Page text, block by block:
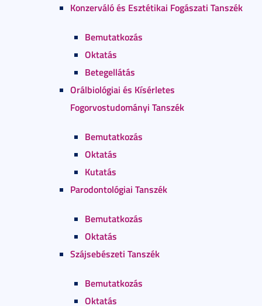
Konzerváló és Esztétikai Fogászati Tanszék
Bemutatkozás
Oktatás
Betegellátás
Orálbiológiai és Kísérletes
Fogorvostudományi Tanszék
Bemutatkozás
Oktatás
Kutatás
Parodontológiai Tanszék
Bemutatkozás
Oktatás
Szájsebészeti Tanszék
Bemutatkozás
Oktatás